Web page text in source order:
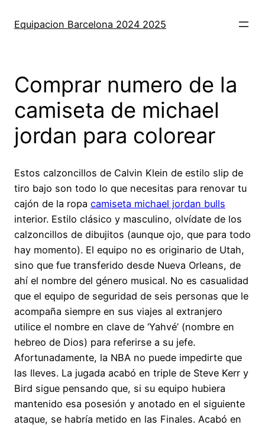
Equipacion Barcelona 2024 2025
Comprar numero de la
camiseta de michael
jordan para colorear
Estos calzoncillos de Calvin Klein de estilo slip de
tiro bajo son todo lo que necesitas para renovar tu
cajón de la ropa camiseta michael jordan bulls
interior. Estilo clásico y masculino, olvídate de los
calzoncillos de dibujitos (aunque ojo, que para todo
hay momento). El equipo no es originario de Utah,
sino que fue transferido desde Nueva Orleans, de
ahí el nombre del género musical. No es casualidad
que el equipo de seguridad de seis personas que le
acompaña siempre en sus viajes al extranjero
utilice el nombre en clave de ‘Yahvé’ (nombre en
hebreo de Dios) para referirse a su jefe.
Afortunadamente, la NBA no puede impedirte que
las lleves. La jugada acabó en triple de Steve Kerr y
Bird sigue pensando que, si su equipo hubiera
mantenido esa posesión y anotado en el siguiente
ataque, se habría metido en las Finales. Acabó en